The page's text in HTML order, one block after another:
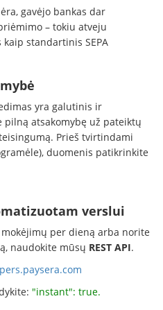
gavėjo bankas dar
– tokiu atveju
standartinis SEPA
yra galutinis ir
pilną atsakomybę už pateiktų
Prieš tvirtindami
duomenis patikrinkite
verslui
per dieną arba norite
naudokite mūsų REST API.
"instant": true.